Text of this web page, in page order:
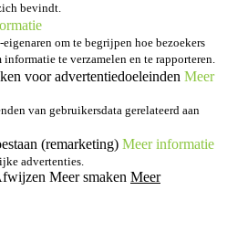
bevindt.
om te begrijpen hoe bezoekers
te verzamelen en te rapporteren.
voor advertentiedoeleinden Meer
van gebruikersdata gerelateerd aan
(remarketing) Meer informatie
advertenties.
Meer smaken Meer